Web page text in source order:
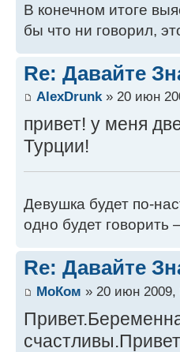
В конечном итоге
бы что ни говорил,
Re: Давайте
AlexDrunk» 20 июн
привет! у меня
Турции!
Девушка будет по-
одно будет
Re: Давайте
МоКом » 20 июн 2009,